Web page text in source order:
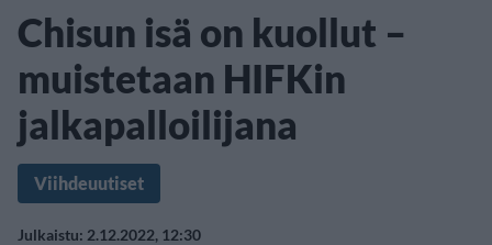
Chisun isä on kuollut –
muistetaan HIFKin
jalkapalloilijana
Viihdeuutiset
Julkaistu: 2.12.2022, 12:30